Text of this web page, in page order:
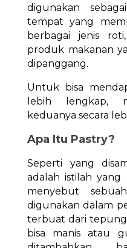
digunakan
tempat yang
berbagai jenis
produk makanan
dipanggang.
Untuk bisa
lebih lengkap,
keduanya secara
Apa Itu Pastry?
Seperti yang
adalah istilah
menyebut
digunakan dalam
terbuat dari
bisa manis atau